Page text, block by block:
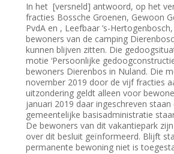
In het [versneld] antwoord, op het
fracties Bossche Groenen, Gewoon
PvdA en , Leefbaar ’s-
bewoners van de camping
kunnen blijven zitten. Die
motie ‘Persoonlijke
bewoners Dierenbos in Nuland. Die
november 2019 door de vijf fracties
uitzondering geldt alleen voor
januari 2019 daar ingeschreven
gemeentelijke basisadministratie
De bewoners van dit vakantiepark zijn
over dit besluit geïnformeerd. Blijft
permanente bewoning niet is